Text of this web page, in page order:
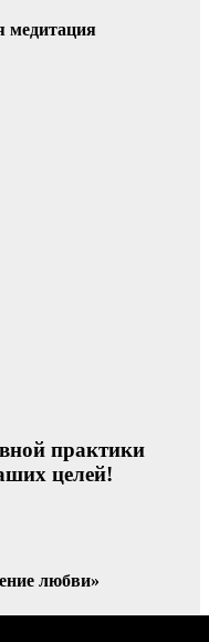
медитация
практики
целей!
любви»